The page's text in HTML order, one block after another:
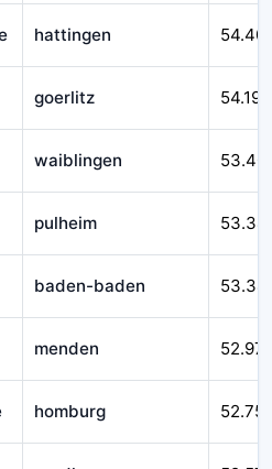
hattingen
goerlitz 54.193
waiblingen
pulheim
baden-baden
menden
homburg